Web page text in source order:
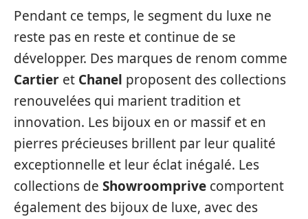
Pendant ce temps, le segment du luxe ne
reste pas en reste et continue de se
développer. Des marques de renom comme
Cartier et Chanel proposent des collections
renouvelées qui marient tradition et
innovation. Les bijoux en or massif et en
pierres précieuses brillent par leur qualité
exceptionnelle et leur éclat inégalé. Les
collections de Showroomprive comportent
également des bijoux de luxe, avec des